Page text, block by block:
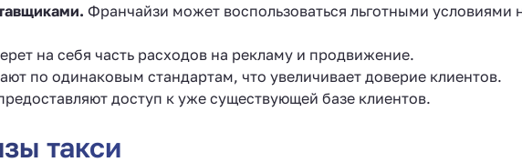
Франчайзи может воспользоваться льготными условиями
на себя часть расходов на рекламу и продвижение.
по одинаковым стандартам, что увеличивает доверие клиентов.
доступ к уже существующей базе клиентов.
такси